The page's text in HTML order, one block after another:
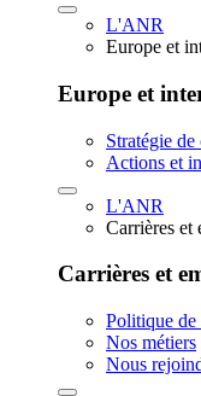
L'ANR
Europe et
Europe et
Stratégie
Actions et
L'ANR
Carrières et
Carrières et
Politique de
Nos métiers
Nous